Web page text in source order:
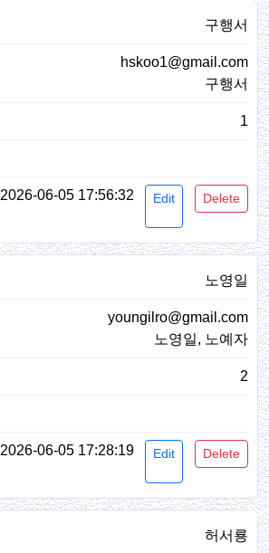
구행서
hskoo1@gmail.com
구행서
1
2026-06-05 17:56:32 Edit Delete
노영일
youngilro@gmail.com
노영일, 노예자
2
2026-06-05 17:28:19 Edit Delete
허서룡